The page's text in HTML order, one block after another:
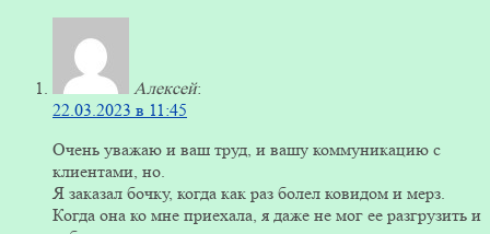
Алексей:
22.03.2023 в 11:45
Очень уважаю и ваш труд, и вашу коммуникацию с
клиентами, но.
Я заказал бочку, когда как раз болел ковидом и мерз.
Когда она ко мне приехала, я даже не мог ее разгрузить и